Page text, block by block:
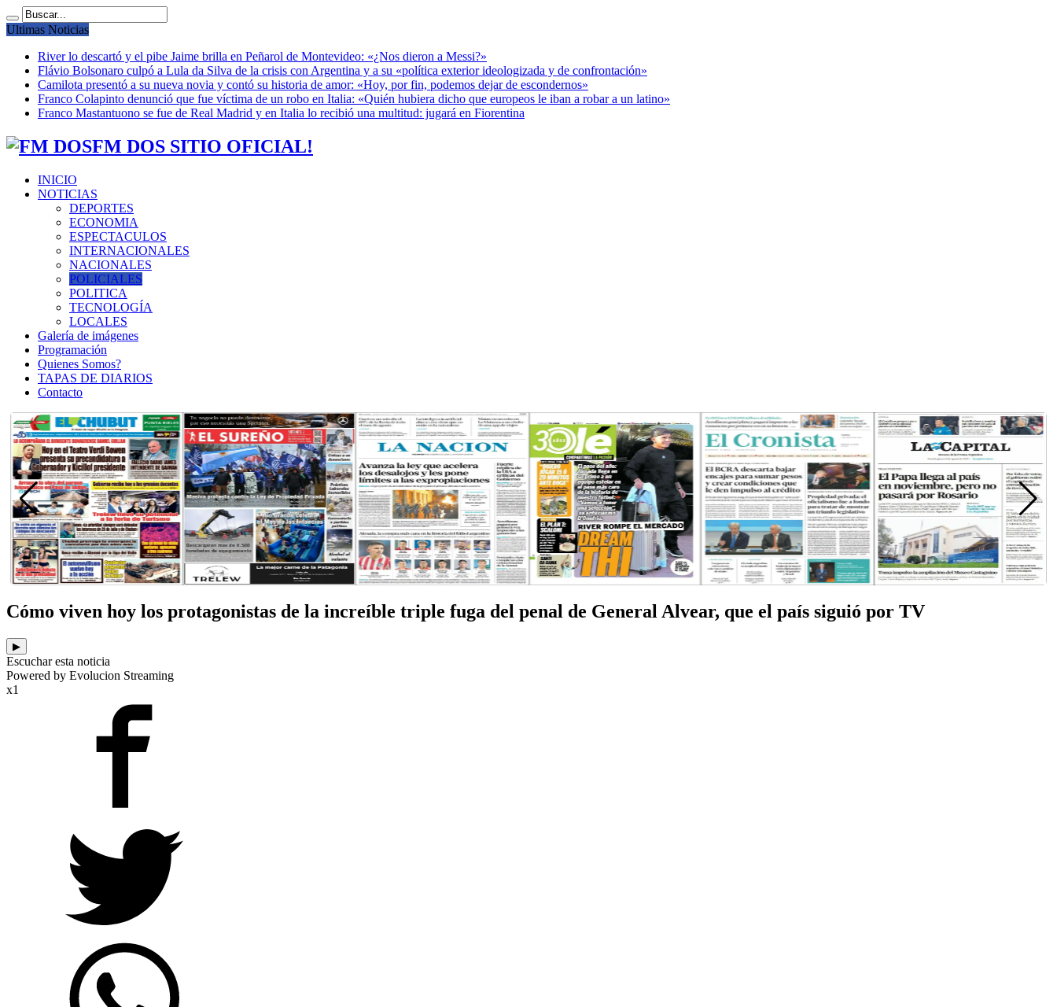
Ultimas Noticias
River lo descartó y el pibe Jaime brilla en Peñarol de Montevideo: «¿Nos dieron a Messi?»
Flávio Bolsonaro culpó a Lula da Silva de la crisis con Argentina y a su «política exterior ideologizada y de confrontación»
Camilota presentó a su nueva novia y contó su historia de amor: «Hoy, por fin, podemos dejar de escondernos»
Franco Colapinto denunció que fue víctima de un robo en Italia: «Quién hubiera dicho que europeos le iban a robar a un latino»
Franco Mastantuono se fue de Real Madrid y en Italia lo recibió una multitud: jugará en Fiorentina
FM DOS SITIO OFICIAL!
INICIO
NOTICIAS
DEPORTES
ECONOMIA
ESPECTACULOS
INTERNACIONALES
NACIONALES
POLICIALES
POLITICA
TECNOLOGÍA
LOCALES
Galería de imágenes
Programación
Quienes Somos?
TAPAS DE DIARIOS
Contacto
Cómo viven hoy los protagonistas de la increíble triple fuga del penal de General Alvear, que el país siguió por TV
▶
Escuchar esta noticia
Powered by Evolucion Streaming
x1